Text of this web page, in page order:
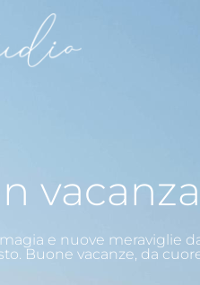
vacanza
e nuove meraviglie
Buone vacanze, da